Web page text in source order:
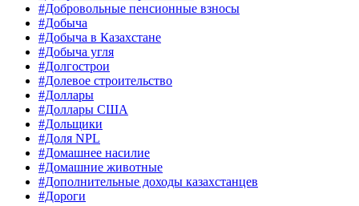
#Добровольные пенсионные взносы
#Добыча
#Добыча в Казахстане
#Добыча угля
#Долгострои
#Долевое строительство
#Доллары
#Доллары США
#Дольщики
#Доля NPL
#Домашнее насилие
#Домашние животные
#Дополнительные доходы казахстанцев
#Дороги